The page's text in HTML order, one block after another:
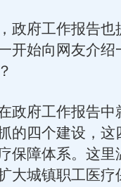
府工作报告也
开始向网友介绍
府工作报告中
的四个建设，这
保障体系。这里
大城镇职工医疗